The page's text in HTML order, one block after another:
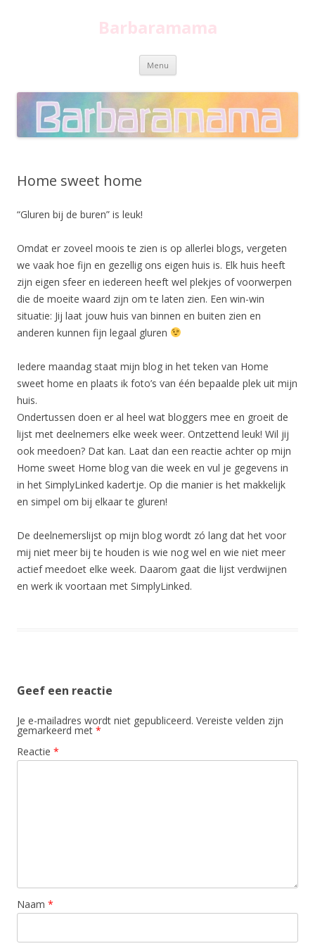
Barbaramama
Menu Spring
inhoud
Home sweet home
“Gluren bij de buren” is leuk!
Omdat er zoveel moois te zien is op allerlei blogs, vergeten
we vaak hoe fijn en gezellig ons eigen huis is. Elk huis heeft
zijn eigen sfeer en iedereen heeft wel plekjes of voorwerpen
die de moeite waard zijn om te laten zien. Een win-win
situatie: Jij laat jouw huis van binnen en buiten zien en
anderen kunnen fijn legaal gluren
Iedere maandag staat mijn blog in het teken van Home
sweet home en plaats ik foto’s van één bepaalde plek uit mijn
huis.
Ondertussen doen er al heel wat bloggers mee en groeit de
lijst met deelnemers elke week weer. Ontzettend leuk! Wil jij
ook meedoen? Dat kan. Laat dan een reactie achter op mijn
Home sweet Home blog van die week en vul je gegevens in
in het SimplyLinked kadertje. Op die manier is het makkelijk
en simpel om bij elkaar te gluren!
De deelnemerslijst op mijn blog wordt zó lang dat het voor
mij niet meer bij te houden is wie nog wel en wie niet meer
actief meedoet elke week. Daarom gaat die lijst verdwijnen
en werk ik voortaan met SimplyLinked.
Geef een reactie
Je e-mailadres wordt niet gepubliceerd. Vereiste velden zijn
gemarkeerd met *
Reactie *
Naam *